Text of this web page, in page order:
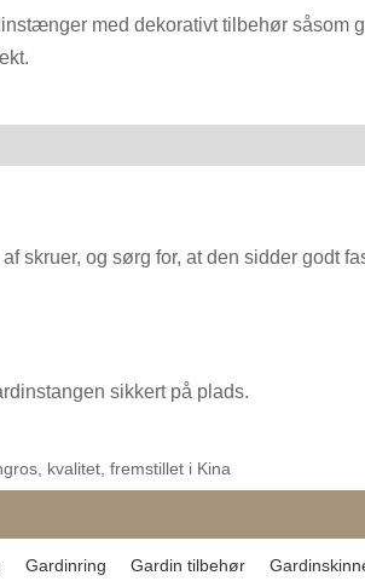
med dekorativt tilbehør såsom
skruer, og sørg for, at den sidder godt
sikkert på plads.
kvalitet, fremstillet i Kina
Gardinring Gardin tilbehør